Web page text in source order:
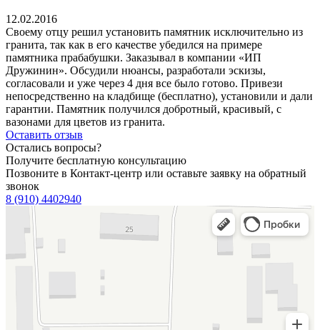
12.02.2016
Своему отцу решил установить памятник исключительно из
гранита, так как в его качестве убедился на примере
памятника прабабушки. Заказывал в компании «ИП
Дружинин». Обсудили нюансы, разработали эскизы,
согласовали и уже через 4 дня все было готово. Привези
непосредственно на кладбище (бесплатно), установили и дали
гарантии. Памятник получился добротный, красивый, с
вазонами для цветов из гранита.
Оставить отзыв
Остались вопросы?
Получите бесплатную консультацию
Позвоните в Контакт-центр или оставьте заявку на обратный
звонок
8 (910) 4402940